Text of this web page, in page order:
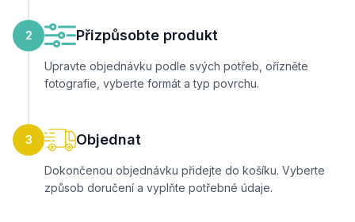
2 Přizpůsobte produkt
Upravte objednávku podle svých potřeb, ořízněte
fotografie, vyberte formát a typ povrchu.
3 Objednat
Dokončenou objednávku přidejte do košíku. Vyberte
způsob doručení a vyplňte potřebné údaje.